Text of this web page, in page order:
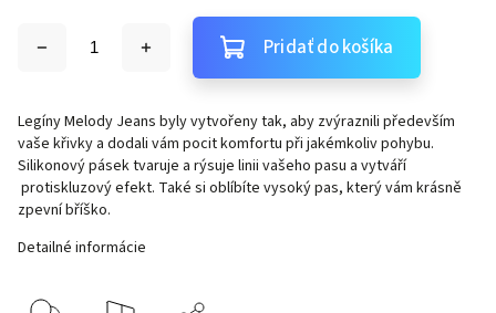
Pridať do košíka
Legíny Melody Jeans byly vytvořeny tak, aby zvýraznili především
vaše křivky a dodali vám pocit komfortu při jakémkoliv pohybu.
Silikonový pásek tvaruje a rýsuje linii vašeho pasu a vytváří
protiskluzový efekt. Také si oblíbíte vysoký pas, který vám krásně
zpevní bříško.
Detailné informácie